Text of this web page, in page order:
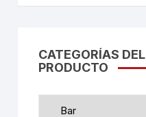
CATEGORÍAS DEL
PRODUCTO